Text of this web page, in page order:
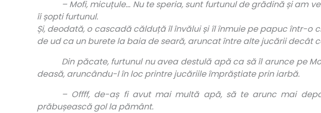
– Mofi, micuțule… Nu te speria, sunt furtunul de grădină și am
îi șopti furtunul.
Și, deodată, o cascadă călduță îl învălui și îl înmuie pe papuc într-o
de ud ca un burete la baia de seară, aruncatîntre alte jucării decât
Din păcate, furtunul nu avea destulă apă ca să îl arunce pe
deasă, aruncându-l în loc printre jucăriile împrăștiate prin iarbă.
– Offff, de-aș fi avut mai multă apă, să te arunc mai
prăbușească gol la pământ.